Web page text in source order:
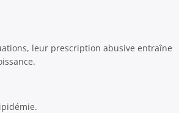
leur prescription abusive entraîne